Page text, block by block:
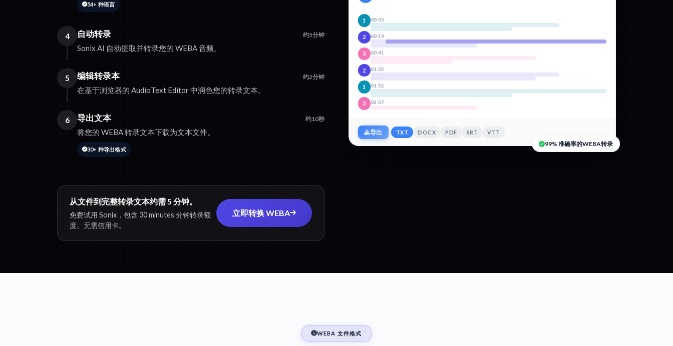
54+ 种语言
4 自动转录 约5分钟
Sonix AI 自动提取并转录您的 WEBA 音频。
5 编辑转录本 约2分钟
在基于浏览器的 AudioText Editor 中润色您的转录文本。
6 导出文本 约10秒
将您的 WEBA 转录文本下载为文本文件。
30+ 种导出格式
从文件到完整转录文本约需 5 分钟。
免费试用 Sonix，包含 30 minutes 分钟转录额
度。无需信用卡。
立即转换 WEBA
1 00:03
2 00:19
3 00:41
2 01:05
1 01:32
3 02:07
导出 TXT DOCX PDF SRT VTT
99% 准确率的WEBA转录
WEBA 文件格式